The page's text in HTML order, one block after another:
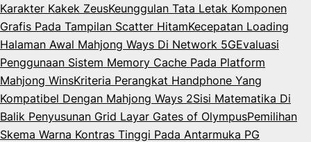
Karakter Kakek ZeusKeunggulan Tata Letak Komponen
Grafis Pada Tampilan Scatter HitamKecepatan Loading
Halaman Awal Mahjong Ways Di Network 5GEvaluasi
Penggunaan Sistem Memory Cache Pada Platform
Mahjong WinsKriteria Perangkat Handphone Yang
Kompatibel Dengan Mahjong Ways 2Sisi Matematika Di
Balik Penyusunan Grid Layar Gates of OlympusPemilihan
Skema Warna Kontras Tinggi Pada Antarmuka PG